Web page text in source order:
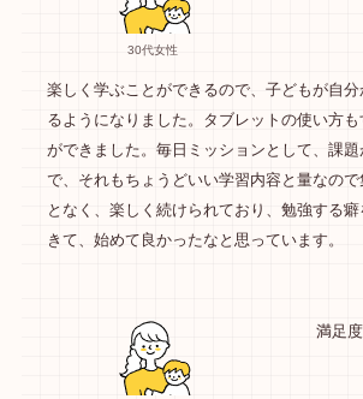
30代女性
楽しく学ぶことができるので、子どもが自
るようになりました。タブレットの使い方も
ができました。毎日ミッションとして、課
で、それもちょうどいい学習内容と量なので
となく、楽しく続けられており、勉強する
きて、始めて良かったなと思っています。
満足